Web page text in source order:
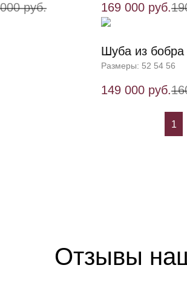
руб. 169 000 руб.
Шуба из бобра
Размеры: 52 54 56
149 000 руб.
1
Отзывы